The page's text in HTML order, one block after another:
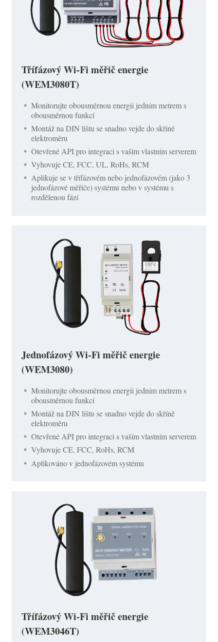
Třífázový Wi-Fi měřič energie
(WEM3080T)
Monitorujte obousměrnou energii jedním metrem s
obousměrnou funkcí
Montáž na DIN lištu se snadno vejde do skříně
elektroměru
Otevřené API pro integraci s vaším vlastním serverem
Vyhovuje CE, FCC, UL, RoHs, RCM
Aplikuje se v třífázovém nebo jednofázovém (jako 3
jednofázové měřiče) systému nebo v systému s
rozdělenou fází
Jednofázový Wi-Fi měřič energie
(WEM3080)
Monitorujte obousměrnou energii jedním metrem s
obousměrnou funkcí
Montáž na DIN lištu se snadno vejde do skříně
elektroměru
Otevřené API pro integraci s vaším vlastním serverem
Vyhovuje CE, FCC, RoHs, RCM
Aplikováno v jednofázovém systému
Třífázový Wi-Fi měřič energie
(WEM3046T)